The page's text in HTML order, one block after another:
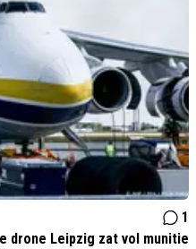
1
drone Leipzig zat vol munitie